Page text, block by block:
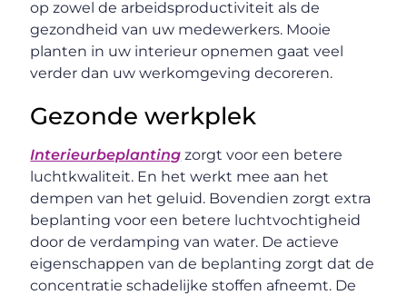
op zowel de arbeidsproductiviteit als de
gezondheid van uw medewerkers. Mooie
planten in uw interieur opnemen gaat veel
verder dan uw werkomgeving decoreren.
Gezonde werkplek
Interieurbeplanting zorgt voor een betere
luchtkwaliteit. En het werkt mee aan het
dempen van het geluid. Bovendien zorgt extra
beplanting voor een betere luchtvochtigheid
door de verdamping van water. De actieve
eigenschappen van de beplanting zorgt dat de
concentratie schadelijke stoffen afneemt. De